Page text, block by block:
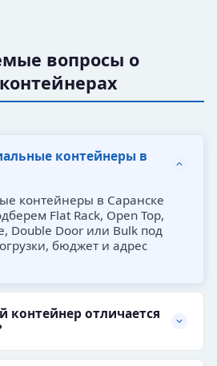
вопросы о
контейнеры в
контейнеры в Саранске
Flat Rack, Open Top,
Double Door или Bulk под
бюджет и адрес
контейнер отличается